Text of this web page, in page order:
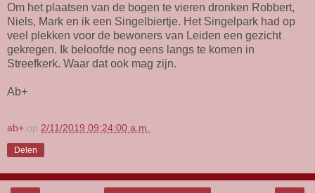
Om het plaatsen van de bogen te vieren dronken Robbert,
Niels, Mark en ik een Singelbiertje. Het Singelpark had op
veel plekken voor de bewoners van Leiden een gezicht
gekregen. Ik beloofde nog eens langs te komen in
Streefkerk. Waar dat ook mag zijn.
Ab+
ab+ op 2/11/2019 09:24:00 a.m.
Delen